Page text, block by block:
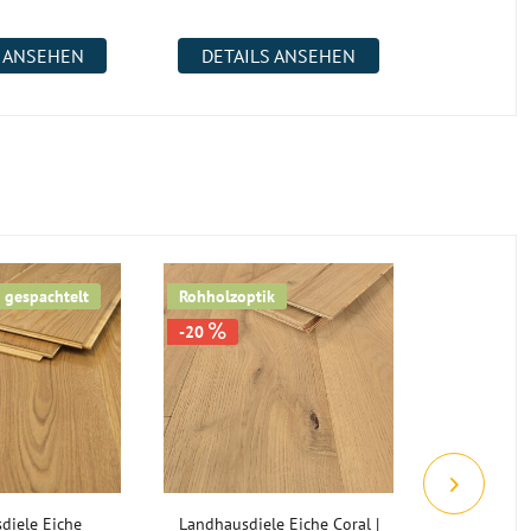
DETAILS ANSEHEN
gespachtelt
Eiche
Rohholzoptik
-20
Landhausdiele Eiche Coral |